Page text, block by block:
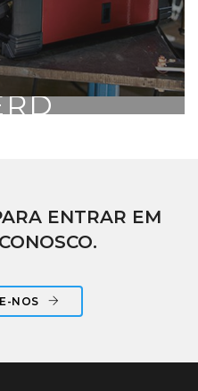
ENTRAR EM
NOS